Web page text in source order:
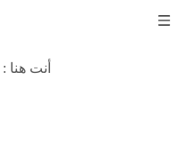
أنت هنا :